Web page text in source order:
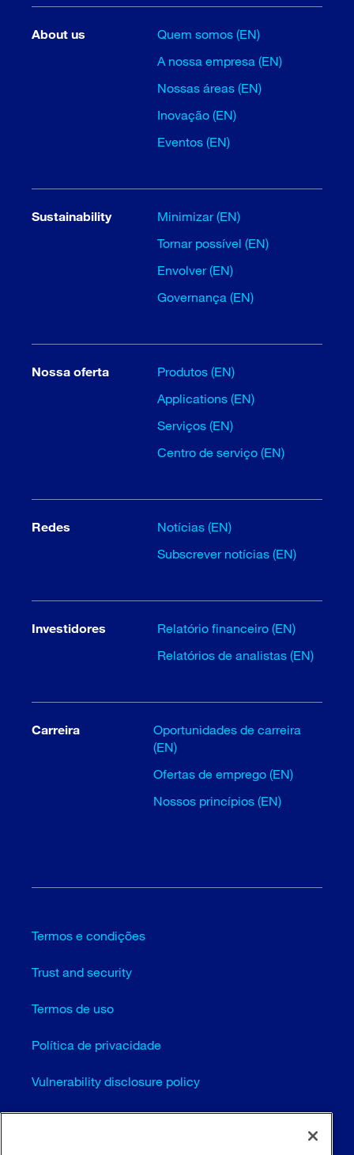
About us
Quem somos (EN)
A nossa empresa (EN)
Nossas áreas (EN)
Inovação (EN)
Eventos (EN)
Sustainability
Minimizar (EN)
Tornar possível (EN)
Envolver (EN)
Governança (EN)
Nossa oferta
Produtos (EN)
Applications (EN)
Serviços (EN)
Centro de serviço (EN)
Redes
Notícias (EN)
Subscrever notícias (EN)
Investidores
Relatório financeiro (EN)
Relatórios de analistas (EN)
Carreira
Oportunidades de carreira
(EN)
Ofertas de emprego (EN)
Nossos princípios (EN)
Termos e condições
Trust and security
Termos de uso
Política de privacidade
Vulnerability disclosure policy
Configurações de cookies (EN)